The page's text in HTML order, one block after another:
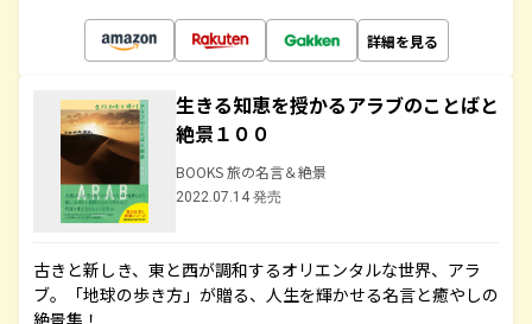
詳細を見る
生きる知恵を授かるアラブのことばと
絶景１００
BOOKS 旅の名言＆絶景
2022.07.14 発売
古きと新しき、東と西が調和するオリエンタルな世界、アラ
ブ。「地球の歩き方」が贈る、人生を輝かせる名言と癒やしの
絶景集！